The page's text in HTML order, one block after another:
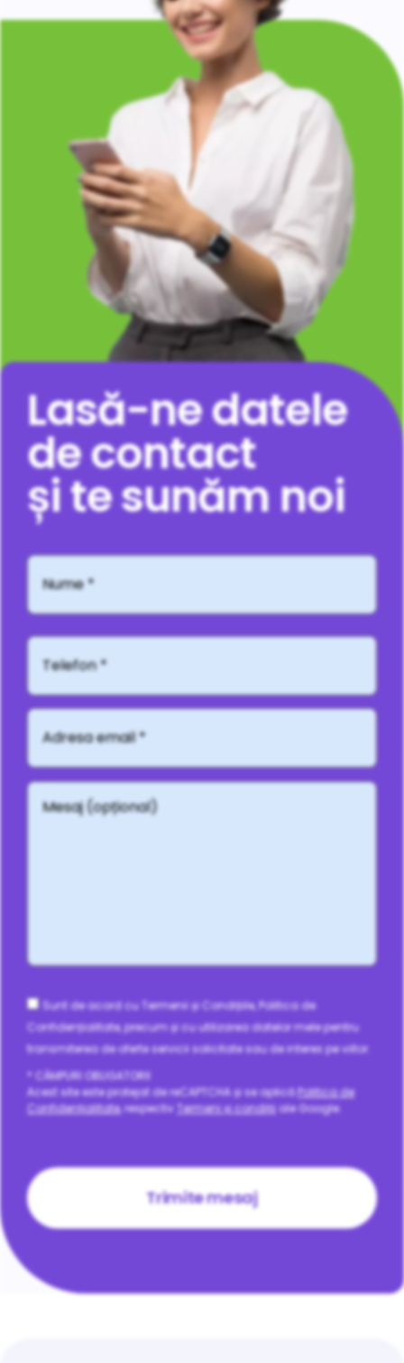
Lasă-ne datele
de contact
și te sunăm noi
Mesaj
(opțional)
Nume
Telefon*
Adresă
email
* CÂMPURI OBLIGATORII
Acest site este protejat de reCAPTCHA și se aplicăPolitica de
Confidențialitate, respectiv Termeni și condițiiale Google.
Consent
Sunt de acord cu Termenii și Condițiile, Politica de
Confidențialitate, precum și cu utilizarea datelor mele pentru
transmiterea de oferte servicii solicitate sau de interes pe viitor.